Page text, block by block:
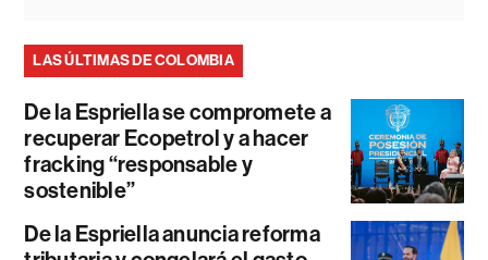
LAS ÚLTIMAS DE COLOMBIA
De la Espriella se compromete a
recuperar Ecopetrol y a hacer
fracking “responsable y
sostenible”
De la Espriella anuncia reforma